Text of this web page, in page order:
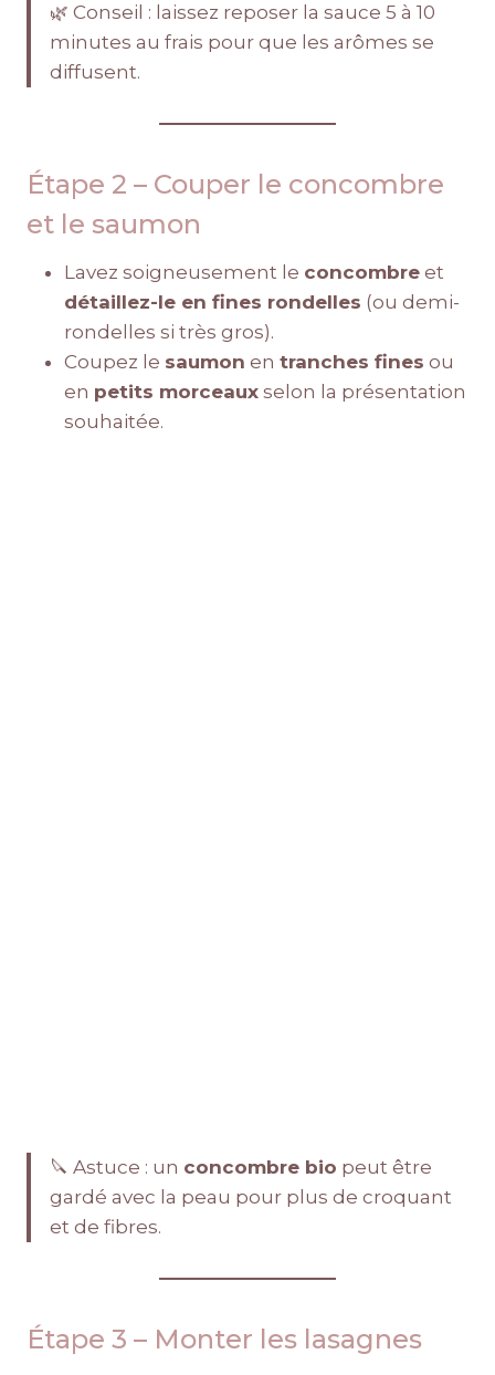
🌿 Conseil : laissez reposer la sauce 5 à 10
minutes au frais pour que les arômes se
diffusent.
Étape 2 – Couper le concombre
et le saumon
Lavez soigneusement le concombre et
détaillez-le en fines rondelles (ou demi-
rondelles si très gros).
Coupez le saumon en tranches fines ou
en petits morceaux selon la présentation
souhaitée.
🔪 Astuce : un concombre bio peut être
gardé avec la peau pour plus de croquant
et de fibres.
Étape 3 – Monter les lasagnes